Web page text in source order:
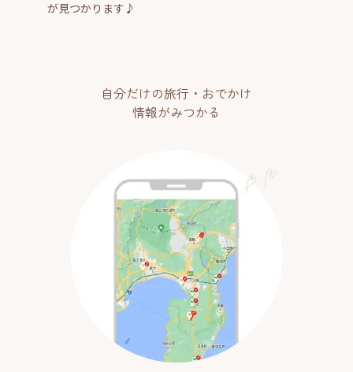
が見つかります♪
自分だけの旅行・おでかけ
情報がみつかる